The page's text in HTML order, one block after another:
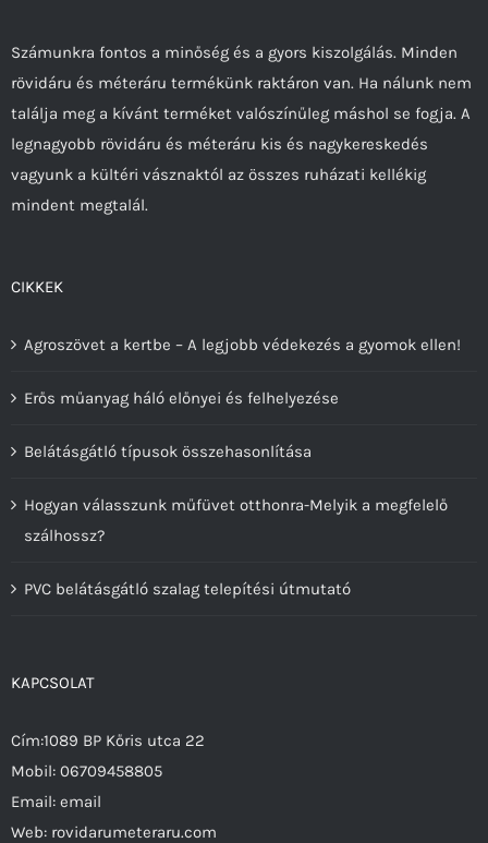
Számunkra fontos a minőség és a gyors kiszolgálás. Minden
rövidáru és méteráru termékünk raktáron van. Ha nálunk nem
találja meg a kívánt terméket valószínűleg máshol se fogja. A
legnagyobb rövidáru és méteráru kis és nagykereskedés
vagyunk a kültéri vásznaktól az összes ruházati kellékig
mindent megtalál.
CIKKEK
Agroszövet a kertbe – A legjobb védekezés a gyomok ellen!
Erős műanyag háló előnyei és felhelyezése
Belátásgátló típusok összehasonlítása
Hogyan válasszunk műfüvet otthonra-Melyik a megfelelő
szálhossz?
PVC belátásgátló szalag telepítési útmutató
KAPCSOLAT
Cím:1089 BP Kőris utca 22
Mobil: 06709458805
Email: email
Web: rovidarumeteraru.com